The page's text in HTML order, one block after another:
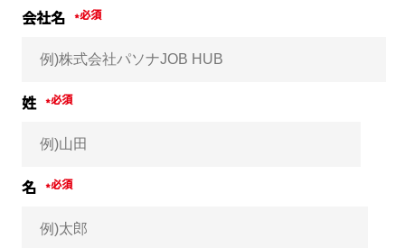
会社名 *
姓 *
名 *